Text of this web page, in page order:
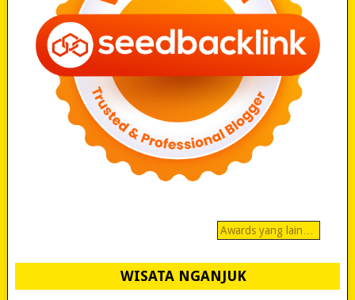
Awards yang lain…
WISATA NGANJUK